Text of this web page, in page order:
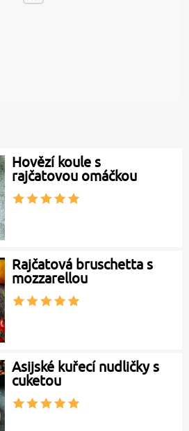
Hovězí koule s
rajčatovou omáčkou
Rajčatová bruschetta s
mozzarellou
Asijské kuřecí nudličky s
cuketou